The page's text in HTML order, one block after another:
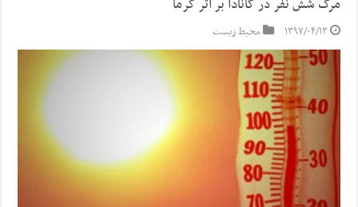
مرگ شش نفر در کانادا بر اثر گرما
۱۳۹۷/۰۴/۱۳ محیط زیست